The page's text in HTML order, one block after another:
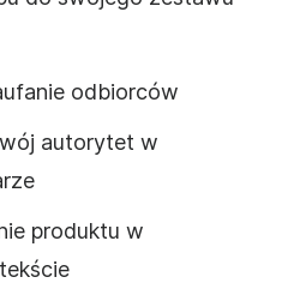
odbiorców
autorytet w
produktu w